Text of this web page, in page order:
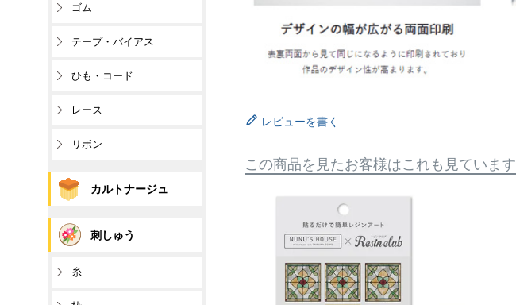
レビューを書く
この商品を見たお客様はこれも見ています
ゴム
テープ・バイアス
ひも・コード
レース
リボン
カルトナージュ
刺しゅう
糸